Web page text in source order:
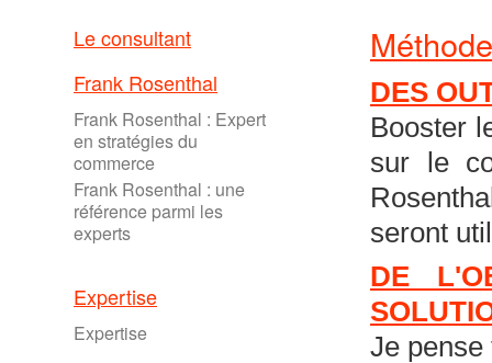
Le consultant
Frank Rosenthal
Frank Rosenthal : Expert
en stratégies du
commerce
Frank Rosenthal : une
référence parmi les
experts
Expertise
Expertise
DES
Booster
sur le
seront
DE
Je pense